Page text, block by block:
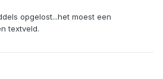
opgelost...het moest een
textveld.